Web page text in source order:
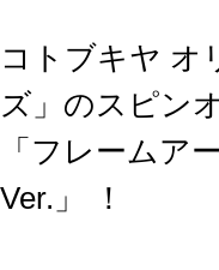
コトブキヤ オ
ズ」のスピン
「フレームア
Ver.」 ！